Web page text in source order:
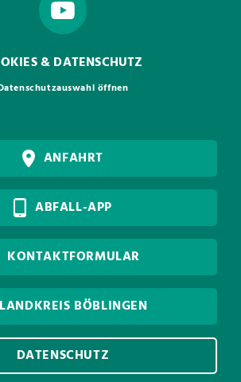
& DATENSCHUTZ
öffnen
ANFAHRT
ABFALL-APP
KONTAKTFORMULAR
LANDKREIS BÖBLINGEN
DATENSCHUTZ